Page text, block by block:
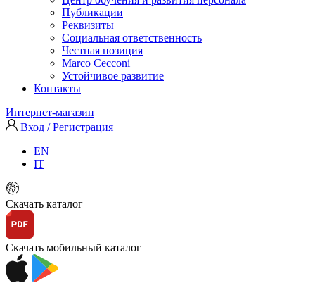
Публикации
Реквизиты
Социальная ответственность
Честная позиция
Marco Cecconi
Устойчивое развитие
Контакты
Интернет-магазин
Вход / Регистрация
EN
IT
Скачать каталог
Скачать мобильный каталог